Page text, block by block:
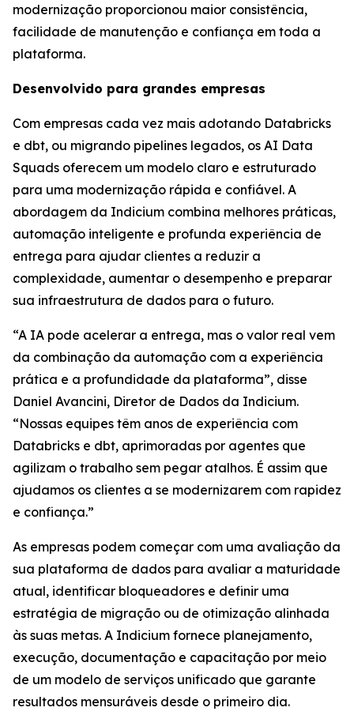
modernização proporcionou maior consistência,
facilidade de manutenção e confiança em toda a
plataforma.
Desenvolvido para grandes empresas
Com empresas cada vez mais adotando Databricks
e dbt, ou migrando pipelines legados, os AI Data
Squads oferecem um modelo claro e estruturado
para uma modernização rápida e confiável. A
abordagem da Indicium combina melhores práticas,
automação inteligente e profunda experiência de
entrega para ajudar clientes a reduzir a
complexidade, aumentar o desempenho e preparar
sua infraestrutura de dados para o futuro.
“A IA pode acelerar a entrega, mas o valor real vem
da combinação da automação com a experiência
prática e a profundidade da plataforma”, disse
Daniel Avancini, Diretor de Dados da Indicium.
“Nossas equipes têm anos de experiência com
Databricks e dbt, aprimoradas por agentes que
agilizam o trabalho sem pegar atalhos. É assim que
ajudamos os clientes a se modernizarem com rapidez
e confiança.”
As empresas podem começar com uma avaliação da
sua plataforma de dados para avaliar a maturidade
atual, identificar bloqueadores e definir uma
estratégia de migração ou de otimização alinhada
às suas metas. A Indicium fornece planejamento,
execução, documentação e capacitação por meio
de um modelo de serviços unificado que garante
resultados mensuráveis desde o primeiro dia.